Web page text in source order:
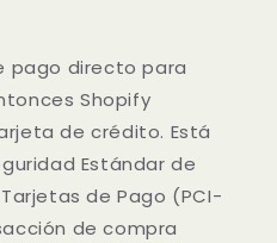
pago directo para
Shopify
de crédito. Está
Estándar de
de Pago (PCI-
de compra